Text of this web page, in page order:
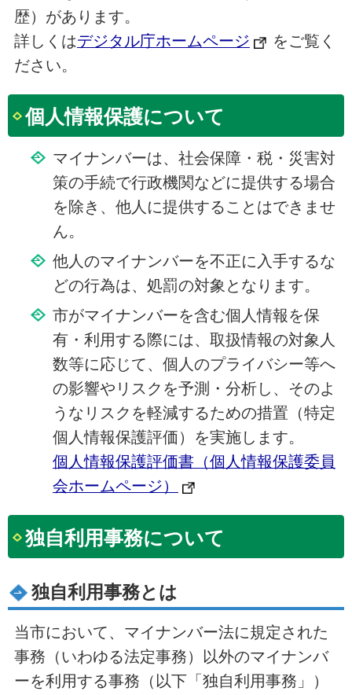
歴）があります。
詳しくはデジタル庁ホームページ
をご覧く
ださい。
個人情報保護について
マイナンバーは、社会保障・税・災害対
策の手続で行政機関などに提供する場合
を除き、他人に提供することはできませ
ん。
他人のマイナンバーを不正に入手するな
どの行為は、処罰の対象となります。
市がマイナンバーを含む個人情報を保
有・利用する際には、取扱情報の対象人
数等に応じて、個人のプライバシー等へ
の影響やリスクを予測・分析し、そのよ
うなリスクを軽減するための措置（特定
個人情報保護評価）を実施します。
個人情報保護評価書（個人情報保護委員
会ホームページ）
独自利用事務について
独自利用事務とは
当市において、マイナンバー法に規定された
事務（いわゆる法定事務）以外のマイナンバ
ーを利用する事務（以下「独自利用事務」）